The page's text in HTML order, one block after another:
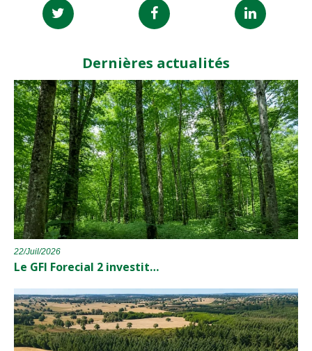
Dernières actualités
22/Juil/2026
Le GFI Forecial 2 investit…